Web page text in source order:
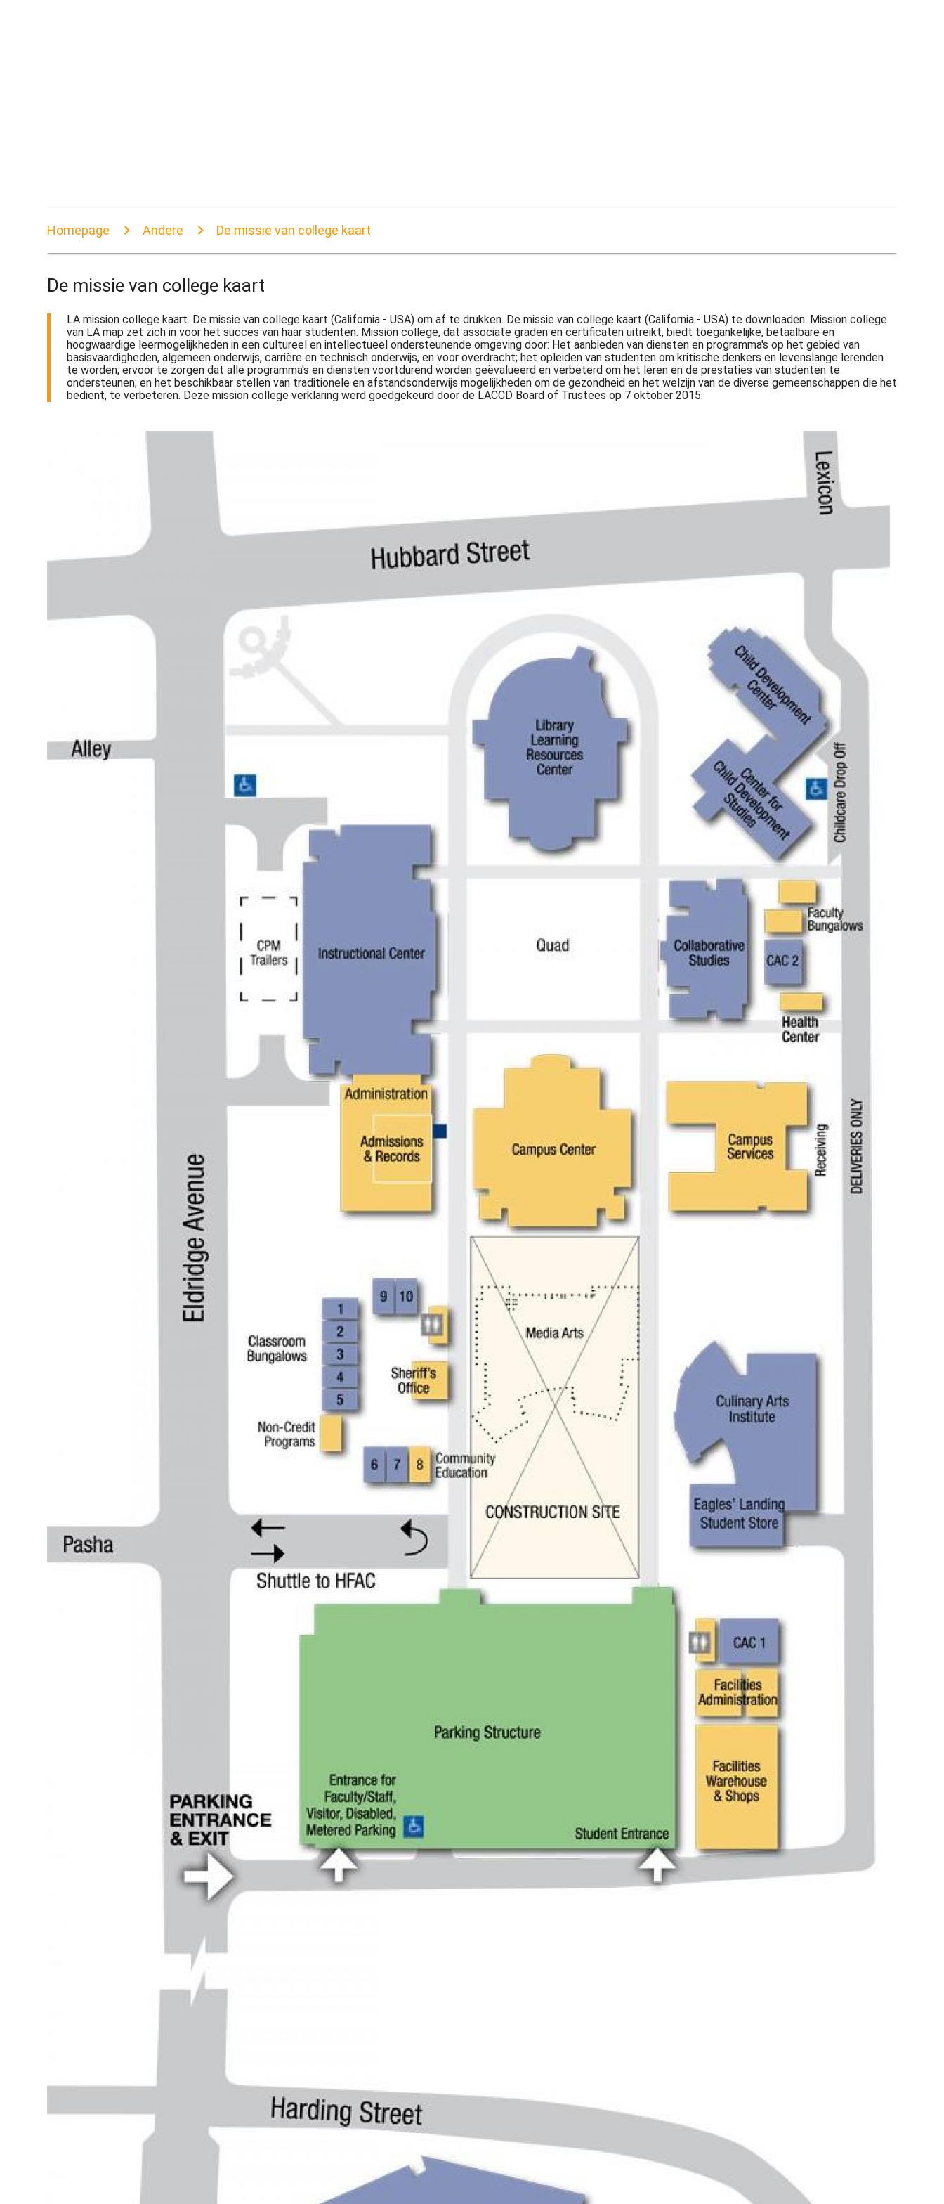
Homepage Andere De missie van college kaart
De missie van college kaart
LA mission college kaart. De missie van college kaart (California - USA) om af te drukken. De missie van college kaart (California - USA) te downloaden. Mission college
van LA map zet zich in voor het succes van haar studenten. Mission college, dat associate graden en certificaten uitreikt, biedt toegankelijke, betaalbare en
hoogwaardige leermogelijkheden in een cultureel en intellectueel ondersteunende omgeving door: Het aanbieden van diensten en programma's op het gebied van
basisvaardigheden, algemeen onderwijs, carrière en technisch onderwijs, en voor overdracht; het opleiden van studenten om kritische denkers en levenslange lerenden
te worden; ervoor te zorgen dat alle programma's en diensten voortdurend worden geëvalueerd en verbeterd om het leren en de prestaties van studenten te
ondersteunen; en het beschikbaar stellen van traditionele en afstandsonderwijs mogelijkheden om de gezondheid en het welzijn van de diverse gemeenschappen die het
bedient, te verbeteren. Deze mission college verklaring werd goedgekeurd door de LACCD Board of Trustees op 7 oktober 2015.